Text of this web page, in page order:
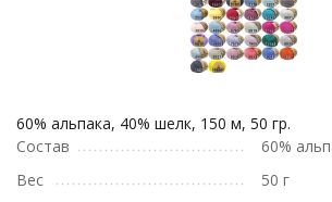
60% альпака, 40% шелк, 150 м, 50 гр.
Состав
60%
Вес
50 г